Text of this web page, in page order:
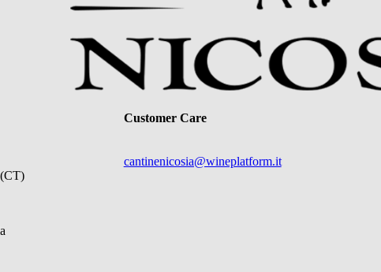
Customer Care
cantinenicosia@wineplatform.it